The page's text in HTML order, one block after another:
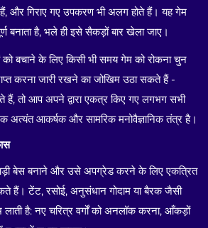
गिराए गए उपकरण भी अलग होते हैं। यह गेम
बनाता है, भले ही इसे सैकड़ों बार खेला जाए।
बचाने के लिए किसी भी समय गेम को रोकना चुन
करना जारी रखने का जोखिम उठा सकते हैं -
तो आप अपने द्वारा एकत्र किए गए लगभग सभी
अत्यंत आकर्षक और सामरिक मनोवैज्ञानिक तंत्र है।
बेस बनाने और उसे अपग्रेड करने के लिए एकत्रित
हैं। टेंट, रसोई, अनुसंधान गोदाम या बैरक जैसी
लाती है: नए चरित्र वर्गों को अनलॉक करना, आँकड़ों